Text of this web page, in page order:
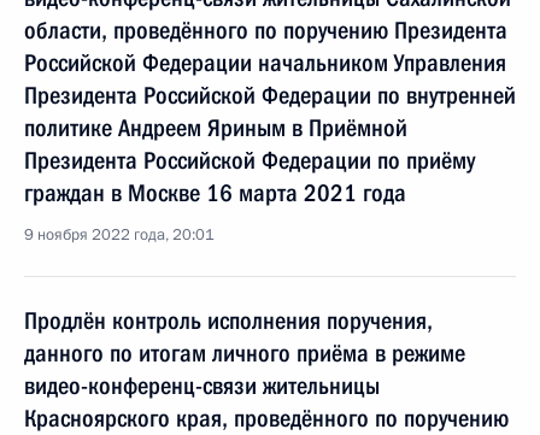
области, проведённого по поручению Президента
Российской Федерации начальником Управления
Президента Российской Федерации по внутренней
политике Андреем Яриным в Приёмной
Президента Российской Федерации по приёму
граждан в Москве 16 марта 2021 года
9 ноября 2022 года, 20:01
Продлён контроль исполнения поручения,
данного по итогам личного приёма в режиме
видео-конференц-связи жительницы
Красноярского края, проведённого по поручению